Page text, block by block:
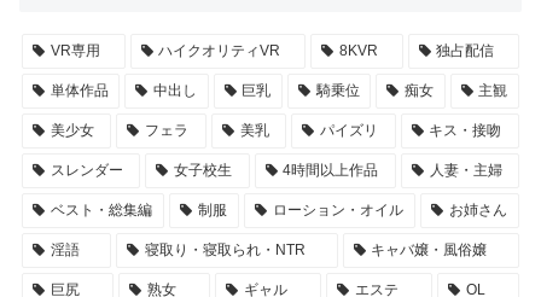
VR専用 ハイクオリティVR 8KVR 独占配信
単体作品 中出し 巨乳 騎乗位 痴女 主観
美少女 フェラ 美乳 パイズリ キス・接吻
スレンダー 女子校生 4時間以上作品 人妻・主婦
ベスト・総集編 制服 ローション・オイル お姉さん
淫語 寝取り・寝取られ・NTR キャバ嬢・風俗嬢
巨尻 熟女 ギャル エステ OL